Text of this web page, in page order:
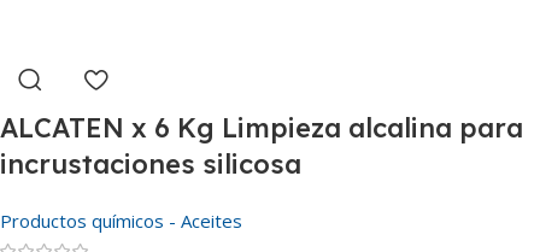
ALCATEN x 6 Kg Limpieza alcalina para
incrustaciones silicosa
Productos químicos - Aceites